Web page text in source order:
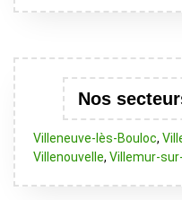
Nos
Villeneuve-lès-Bouloc,
Villenouvelle, Villemur-